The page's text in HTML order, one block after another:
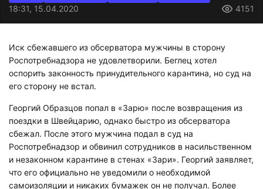
18:31, 15.04.2020
4151
Иск сбежавшего из обсерватора мужчины в сторону
Роспотребнадзора не удовлетворили. Беглец хотел
оспорить законность принудительного карантина, но суд на
его сторону не встал.
Георгий Образцов попал в «Зарю» после возвращения из
поездки в Швейцарию, однако быстро из обсерватора
сбежал. После этого мужчина подал в суд на
Роспотребнадзор и обвинил сотрудников в насильственном
и незаконном карантине в стенах «Зари». Георгий заявляет,
что его официально не уведомили о необходимой
самоизоляции и никаких бумажек он не получал. Более